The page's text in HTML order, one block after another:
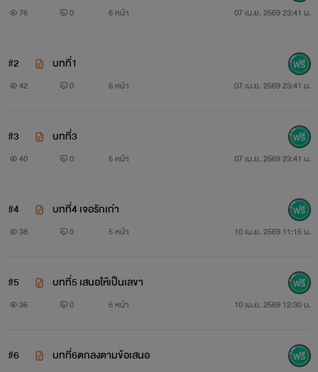
76 0 6 หน้า 07 เม.ย. 2569 23:41 น.
#2 บทที่1
42 0 6 หน้า 07 เม.ย. 2569 23:41 น.
#3 บทที่3
40 0 5 หน้า 07 เม.ย. 2569 23:41 น.
#4 บทที่4 เจอรักเก่า
38 0 5 หน้า 10 เม.ย. 2569 11:15 น.
#5 บทที่5 เสนอให้เป็นเลขา
36 0 6 หน้า 10 เม.ย. 2569 12:30 น.
#6 บทที่6ตกลงตามข้อเสนอ